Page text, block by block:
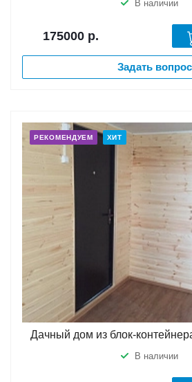
В наличии
175000 р.
Задать вопрос
РЕКОМЕНДУЕМ ХИТ
Дачный дом из блок-
В наличии